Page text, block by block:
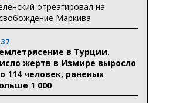
отреагировал на
Маркива
в Турции.
жертв в Измире выросло
114 человек, раненых
1 000